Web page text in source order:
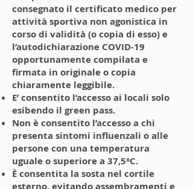
consegnato il certificato medico per
attività sportiva non agonistica in
corso di validità (o copia di esso) e
l’autodichiarazione COVID-19
opportunamente compilata e
firmata in originale o copia
chiaramente leggibile.
E’ consentito l’accesso ai locali solo
esibendo il green pass.
Non è consentito l’accesso a chi
presenta sintomi influenzali o alle
persone con una temperatura
uguale o superiore a 37,5°C.
È consentita la sosta nel cortile
esterno, evitando assembramenti e